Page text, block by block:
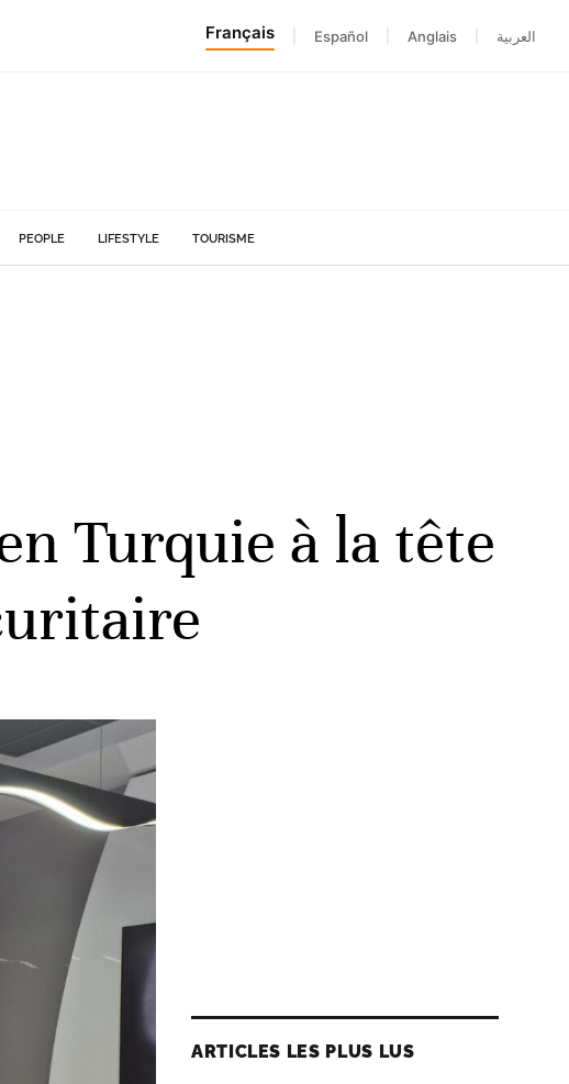
Français Español Anglais العربية
PEOPLE LIFESTYLE TOURISME
Turquie à la tête
ARTICLES LES PLUS LUS